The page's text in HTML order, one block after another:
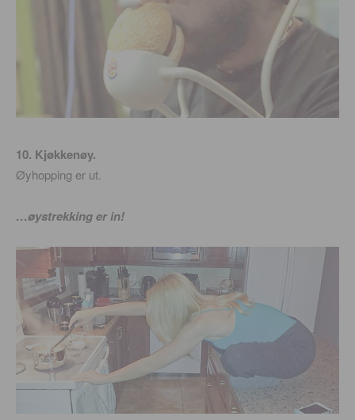
10. Kjøkkenøy.
Øyhopping er ut.
…øystrekking er in!